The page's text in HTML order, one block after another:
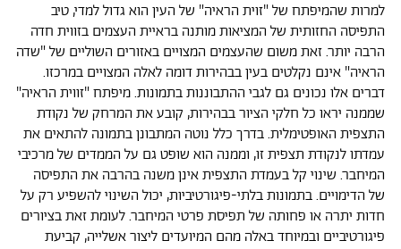
למרות שהמיפתח של "זוית הראיה" של העין הוא גדול למדי, טיב
התפיסה החזותית של המציאות מותנה בראיית העצמים בזווית חדה
הרבה יותר. זאת משום שהעצמים המצויים באזורים השוליים של "שדה
הראיה" אינם נקלטים בעין בבהירות דומה לאלה המצויים במרכזו.
דברים אלו נכונים גם לגבי ההתבוננות בתמונות. מיפתח "זווית הראיה"
שממנה יראו כל חלקי הציור בבהירות, קובע את המרחק של נקודת
התצפית האופטימלית. בדרך כלל נוטה המתבונן בתמונה להתאים את
עמדתו לנקודת תצפית זו, וממנה הוא שופט גם על הממדים של מרכיבי
המיחבר. שינוי קל בעמדת התצפית אינן משנה בהרבה את התפיסה
של הדימויים. בתמונות בלתי-פיגורטיביות, יכול השינוי להשפיע רק על
חדות יתרה או פחותה של תפיסת פרטי המיחבר. לעומת זאת בציורים
פיגורטיביים ובמיוחד באלה מהם המיועדים ליצור אשלייה, קביעת